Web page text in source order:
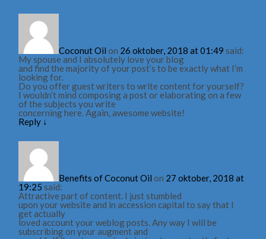
Coconut Oil on 26 oktober, 2018 at 01:49 said:
My spouse and I absolutely love your blog
and find the majority of your post’s to be exactly what I’m
looking for.
Do you offer guest writers to write content for yourself?
I wouldn’t mind composing a post or elaborating on a few
of the subjects you write
concerning here. Again, awesome website!
Reply ↓
Benefits of Coconut Oil on 27 oktober, 2018 at
19:25 said:
Attractive part of content. I just stumbled
upon your website and in accession capital to say that I
get actually
loved account your weblog posts. Any way I will be
subscribing on your augment and